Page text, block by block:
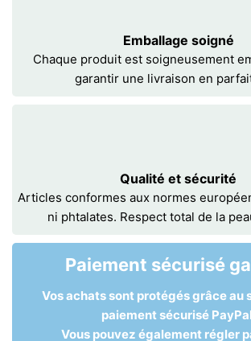
Emballage soigné
Chaque produit est soigneusement
garantir une livraison en
Qualité et sécurité
Articles conformes aux normes
ni phtalates. Respect total de la
Paiement sécurisé
Vos achats sont protégés grâce au
paiement sécurisé
Vous pouvez également régler